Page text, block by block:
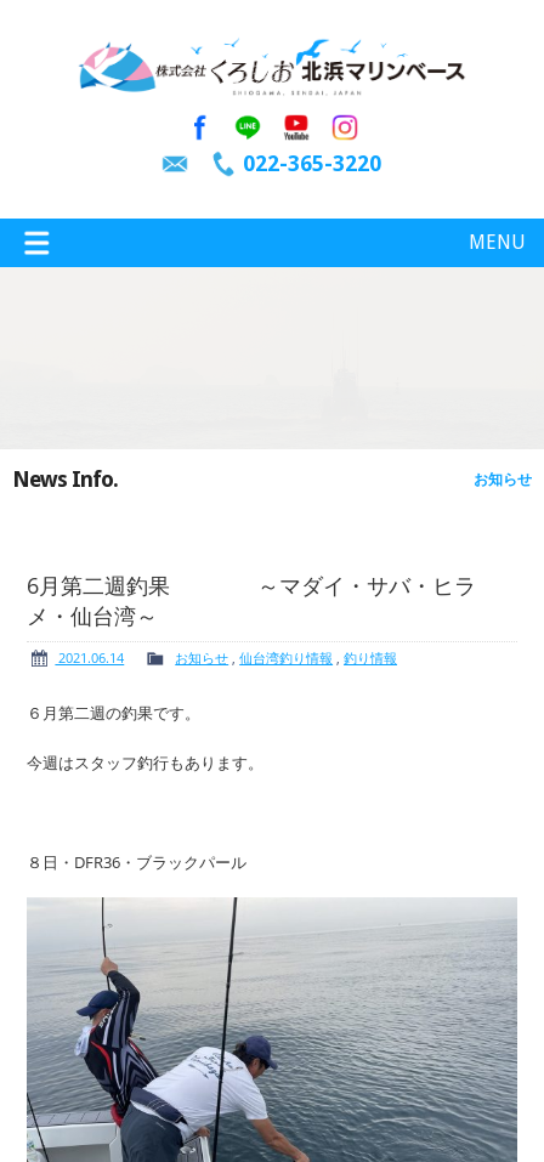
022-365-3220
MENU
ボート免許 レンタルボート
新艇・展示艇情報 中古艇情報
求人情報 会社概要
News Info. お知らせ
6月第二週釣果 ～マダイ・サバ・ヒラ
メ・仙台湾～
2021.06.14 お知らせ ,仙台湾釣り情報 ,釣り情報
６月第二週の釣果です。
今週はスタッフ釣行もあります。
８日・DFR36・ブラックパール